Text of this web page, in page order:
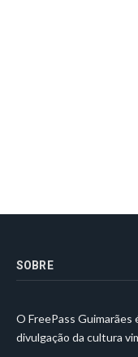
SOBRE
O FreePass Guimarães
divulgação da cultura